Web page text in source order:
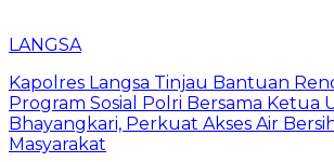
LANGSA
Kapolres Langsa Tinjau Bantuan
Program Sosial Polri Bersama Ketua
Bhayangkari, Perkuat Akses Air
Masyarakat